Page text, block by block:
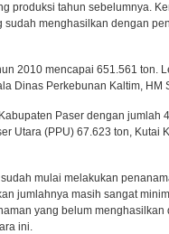
produksi tahun sebelumnya.
menghasilkan dengan
2010 mencapai 651.561 ton.
Dinas Perkebunan Kaltim, HM
Paser dengan jumlah
Utara (PPU) 67.623 ton, Kutai
mulai melakukan
jumlahnya masih sangat
yang belum
ini.